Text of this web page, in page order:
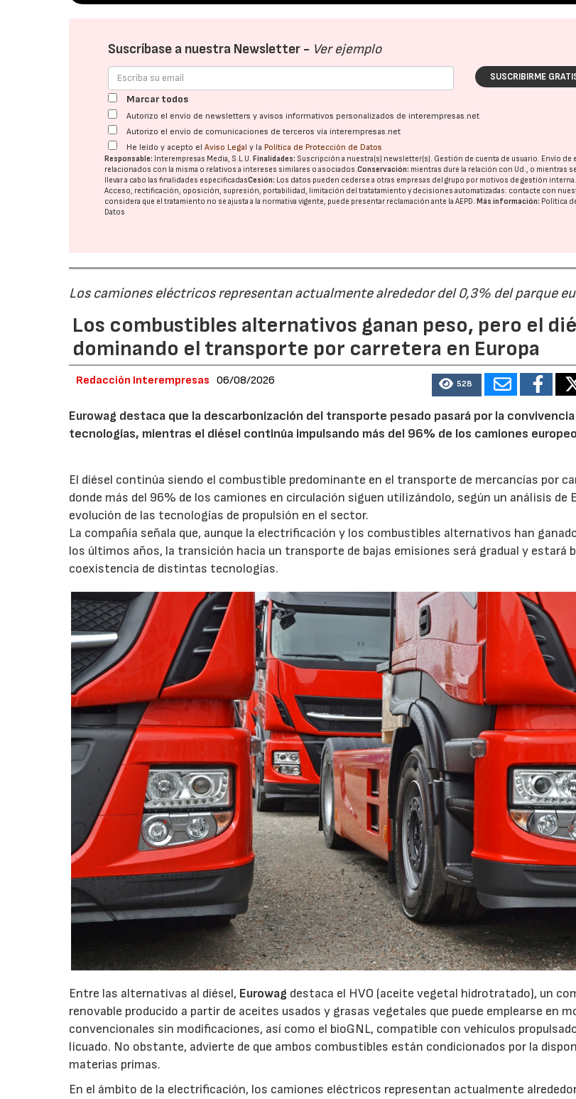
Suscríbase a nuestra Newsletter - Ver ejemplo
SUSCRIBIRME
Marcar todos
Autorizo el envío de newsletters y avisos informativos personalizados de interempresas.net
Autorizo el envío de comunicaciones de terceros vía interempresas.net
He leído y acepto elAviso Legal y la Política de Protección de Datos
Responsable: Interempresas Media, S.L.U.Finalidades: Suscripción a nuestra(s) newsletter(s). Gestión de cuenta de usuario. Envío de
relacionados con la misma o relativos a intereses similares o asociados.Conservación: mientras dure la relación con Ud., o mientras
llevar a cabo las finalidades especificadasCesión: Los datos pueden cederse a otras empresas del grupo por motivos de gestión
Acceso, rectificación, oposición, supresión, portabilidad, limitación del tratatamiento y decisiones automatizadas: contacte con
considera que el tratamiento no se ajusta a la normativa vigente, puede presentar reclamación ante laAEPD.Más información: Política
Datos
Los camiones eléctricos representan actualmente alrededor del 0,3% del parque
Los combustibles alternativos ganan peso, pero el
dominando el transporte por carretera en Europa
Redacción Interempresas 06/08/2026 528
Eurowag destaca que la descarbonización del transporte pesado pasará por la
tecnologías, mientras el diésel continúa impulsando más del 96% de los camiones
El diésel continúa siendo el combustible predominante en el transporte de mercancías por
donde más del 96% de los camiones en circulación siguen utilizándolo, según un análisis de
evolución de las tecnologías de propulsión en el sector.
La compañía señala que, aunque la electrificación y los combustibles alternativos han
los últimos años, la transición hacia un transporte de bajas emisiones será gradual y estará
coexistencia de distintas tecnologías.
Entre las alternativas al diésel, Eurowag destaca el HVO (aceite vegetal hidrotratado), un
renovable producido a partir de aceites usados y grasas vegetales que puede emplearse en
convencionales sin modificaciones, así como el bioGNL, compatible con vehículos
licuado. No obstante, advierte de que ambos combustibles están condicionados por la
materias primas.
En el ámbito de la electrificación, los camiones eléctricos representan actualmente